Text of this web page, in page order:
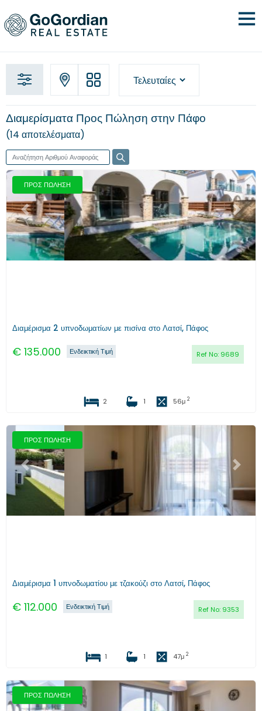
Διαμερίσματα Προς Πώληση στην Πάφο
14 αποτελέσματα
ΠΡΟΣ ΠΩΛΗΣΗ
Προηγούμενο Επόμενο
Διαμέρισμα 2 υπνοδωματίων με πισίνα στο Λατσί, Πάφος
€ 135.000 Ref No: 9689
Ενδεικτική Τιμή
2 1 56μ 2
ΠΡΟΣ ΠΩΛΗΣΗ
Προηγούμενο Επόμενο
Διαμέρισμα 1 υπνοδωματίου με τζακούζι στο Λατσί, Πάφος
€ 112.000 Ref No: 9353
Ενδεικτική Τιμή
1 1 47μ 2
ΠΡΟΣ ΠΩΛΗΣΗ